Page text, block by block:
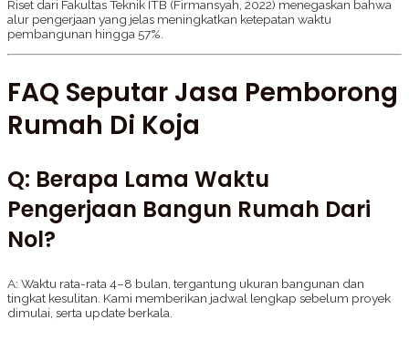
Riset dari Fakultas Teknik ITB (Firmansyah, 2022) menegaskan bahwa
alur pengerjaan yang jelas meningkatkan ketepatan waktu
pembangunan hingga 57%.
FAQ Seputar Jasa Pemborong
Rumah Di Koja
Q: Berapa Lama Waktu
Pengerjaan Bangun Rumah Dari
Nol?
A: Waktu rata-rata 4–8 bulan, tergantung ukuran bangunan dan
tingkat kesulitan. Kami memberikan jadwal lengkap sebelum proyek
dimulai, serta update berkala.